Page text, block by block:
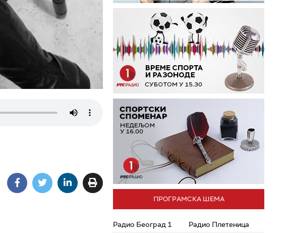
ПРОГРАМСКА ШЕМА
Радио Београд 1 Радио Плетеница